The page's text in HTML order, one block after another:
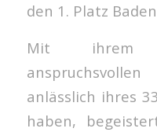
den 1. Platz
Mit ihrem
anlässlich ihres
haben,